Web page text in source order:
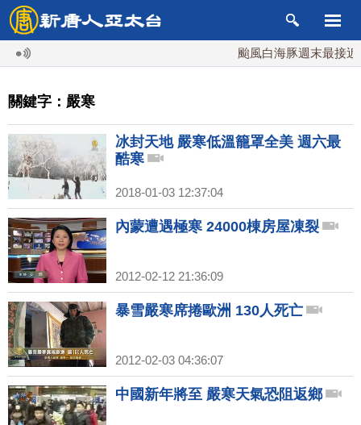
颱風白海豚週末最接近
關鍵字：嚴寒
冰封天地 嚴寒低溫籠罩全美 週六最
酷寒
2018-01-03 12:37:04
內蒙遭遇極寒 24000棟房屋凍裂
2012-02-12 21:36:09
暴雪嚴寒席捲歐洲 130人死亡
2012-02-03 04:36:07
中國新年將至 嚴寒天氣恐阻返鄉